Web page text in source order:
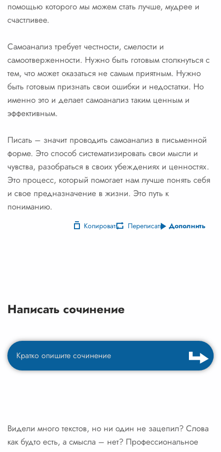
помощью которого мы можем стать лучше, мудрее и
счастливее.
Самоанализ требует честности, смелости и
самоотверженности. Нужно быть готовым столкнуться с
тем, что может оказаться не самым приятным. Нужно
быть готовым признать свои ошибки и недостатки. Но
именно это и делает самоанализ таким ценным и
эффективным.
Писать – значит проводить самоанализ в письменной
форме. Это способ систематизировать свои мысли и
чувства, разобраться в своих убеждениях и ценностях.
Это процесс, который помогает нам лучше понять себя
и свое предназначение в жизни. Это путь к
пониманию.
Копировать Переписать Дополнить
Написать сочинение
Видели много текстов, но ни один не зацепил? Слова
как будто есть, а смысла – нет? Профессиональное